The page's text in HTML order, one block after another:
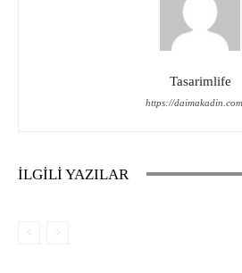
Tasarimlife
https://
İLGİLİ YAZILAR